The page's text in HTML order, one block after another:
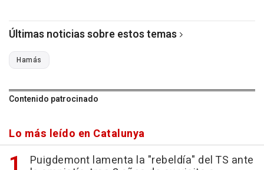
Últimas noticias sobre estos temas
Hamás
Contenido patrocinado
Lo más leído en Catalunya
Puigdemont lamenta la "rebeldía" del TS ante